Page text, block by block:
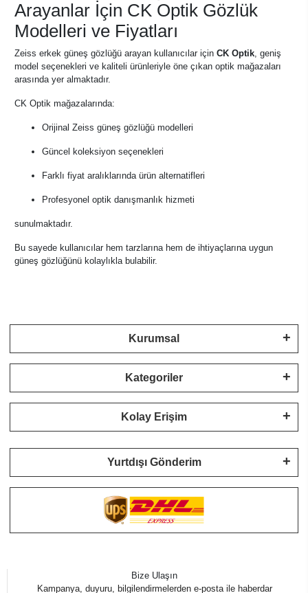
Arayanlar İçin CK Optik Gözlük
Modelleri ve Fiyatları
Zeiss erkek güneş gözlüğü arayan kullanıcılar için CK Optik, geniş
model seçenekleri ve kaliteli ürünleriyle öne çıkan optik mağazaları
arasında yer almaktadır.
CK Optik mağazalarında:
Orijinal Zeiss güneş gözlüğü modelleri
Güncel koleksiyon seçenekleri
Farklı fiyat aralıklarında ürün alternatifleri
Profesyonel optik danışmanlık hizmeti
sunulmaktadır.
Bu sayede kullanıcılar hem tarzlarına hem de ihtiyaçlarına uygun
güneş gözlüğünü kolaylıkla bulabilir.
Kurumsal
Kategoriler
Kolay Erişim
Yurtdışı Gönderim
Bize Ulaşın
Kampanya, duyuru, bilgilendirmelerden e-posta ile haberdar